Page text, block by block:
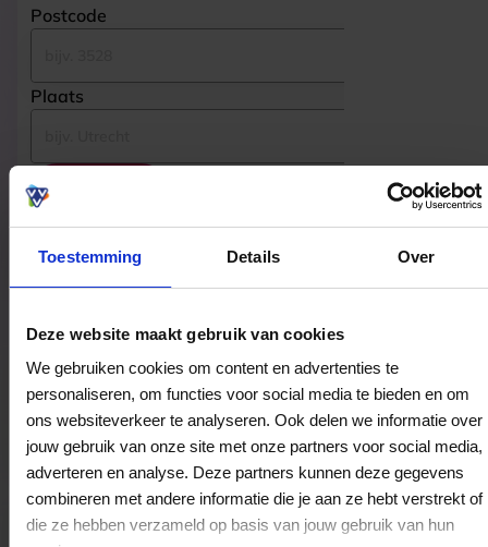
Toestemming Details Over
Deze website maakt gebruik van cookies
We gebruiken cookies om content en advertenties te
personaliseren, om functies voor social media te bieden en om
ons websiteverkeer te analyseren. Ook delen we informatie over
jouw gebruik van onze site met onze partners voor social media,
adverteren en analyse. Deze partners kunnen deze gegevens
combineren met andere informatie die je aan ze hebt verstrekt of
die ze hebben verzameld op basis van jouw gebruik van hun
Postcode
Plaats
Juwelier Visser
De Wissel 2
8232DP
Lelystad
Juwelier Visser